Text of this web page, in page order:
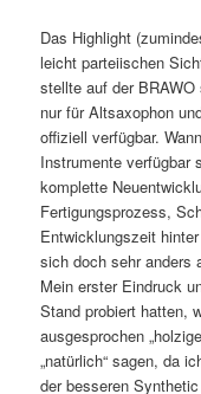
Das Highlight
leicht parteiischen
stellte auf der
nur für Altsaxophon
offiziell verfügbar.
Instrumente verfügbar
komplette
Fertigungsprozess,
Entwicklungszeit
sich doch sehr anders
Mein erster Eindruck
Stand probiert hatten,
ausgesprochen
„natürlich“ sagen, da
der besseren